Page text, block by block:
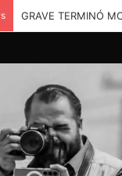
GRAVE TERMINÓ